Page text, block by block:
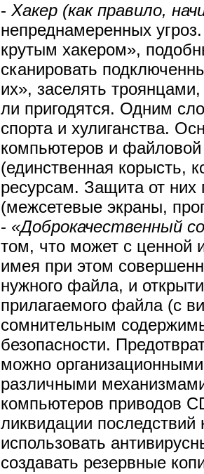
- Хакер (как правило,
непреднамеренных
крутым хакером»,
сканировать
их», заселять
ли пригодятся. Одним
спорта и хулиганства.
компьютеров и
(единственная корысть,
ресурсам. Защита от них
(межсетевые экраны,
- «Доброкачественный
том, что может с ценной
имея при этом
нужного файла, и
прилагаемого файла (с
сомнительным
безопасности.
можно
различными
компьютеров приводов
ликвидации
использовать
создавать резервные